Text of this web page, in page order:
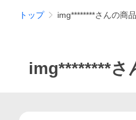
トップ img********さんの商
img********さ